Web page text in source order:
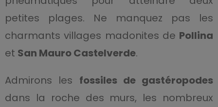
petites plages. Ne manquez pas les
charmants villages madonites de Pollina
et San Mauro Castelverde.
Admirons les fossiles de gastéropodes
dans la roche des murs, les nombreux